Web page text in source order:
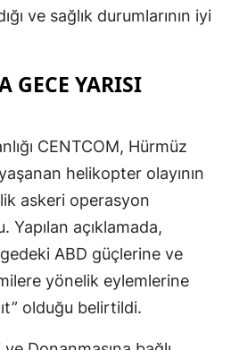
ve sağlık durumlarının iyi
GECE YARISI
CENTCOM, Hürmüz
helikopter olayının
askeri operasyon
Yapılan açıklamada,
ABD güçlerine ve
yönelik eylemlerine
olduğu belirtildi.